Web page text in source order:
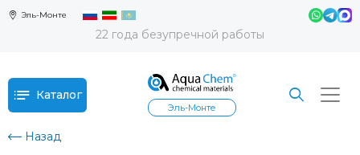
Эль-Монте
22 года безупречной работы
Каталог
Эль-Монте
Назад